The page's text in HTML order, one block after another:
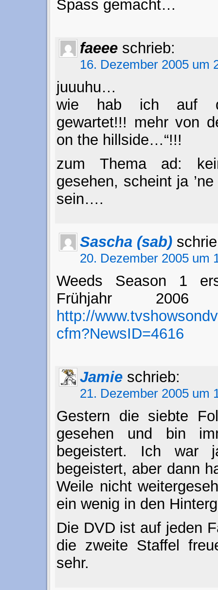
Spass gemacht…
faeee schrieb:
16. Dezember 2005 um
juuuhu…
wie hab ich auf
gewartet!!! mehr von
on the hillside…“!!!
zum Thema ad:
gesehen, scheint ja
sein….
Sascha (sab)
20. Dezember 2005 um
Weeds Season 1
Frühjahr
http://
cfm?NewsID=4616
Jamie schrieb:
21. Dezember 2005 um
Gestern die siebte
gesehen und bin
begeistert. Ich war
begeistert, aber dann
Weile nicht
ein wenig in den
Die DVD ist auf jeden
die zweite Staffel
sehr.